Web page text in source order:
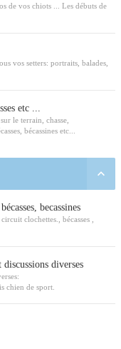
de vos chiots ... Les débuts de
vos setters: portraits, balades,
etc ...
le terrain, chasse,
bécassines etc...
becassines
clochettes., bécasses ,
diverses
chien de sport.